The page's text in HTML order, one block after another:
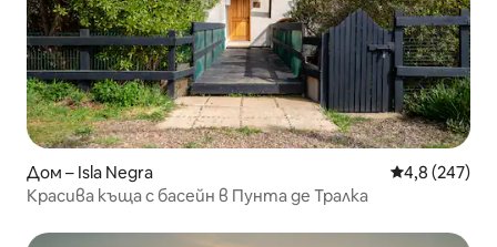
Дом – Isla Negra Средна
4,8 (247)
Красива къща с басейн в Пунта де Тралка